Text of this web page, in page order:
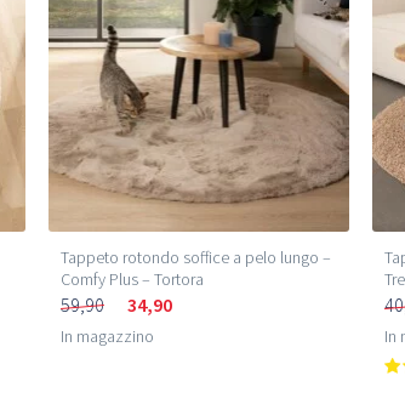
Tappeto rotondo soffice a pelo lungo –
Comfy Plus – Tortora
59,90 34,90
In magazzino
In